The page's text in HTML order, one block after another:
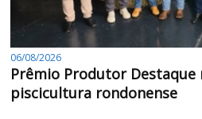
06/08/2026
Prêmio Produtor
piscicultura rondonense